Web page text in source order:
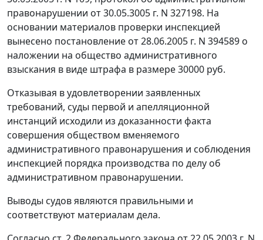
правонарушении от 30.05.3005 г. N 327198. На
основании материалов проверки инспекцией
вынесено постановление от 28.06.2005 г. N 394589 о
наложении на общество административного
взыскания в виде штрафа в размере 30000 руб.
Отказывая в удовлетворении заявленных
требований, суды первой и апелляционной
инстанций исходили из доказанности факта
совершения обществом вменяемого
административного правонарушения и соблюдения
инспекцией порядка производства по делу об
административном правонарушении.
Выводы судов являются правильными и
соответствуют материалам дела.